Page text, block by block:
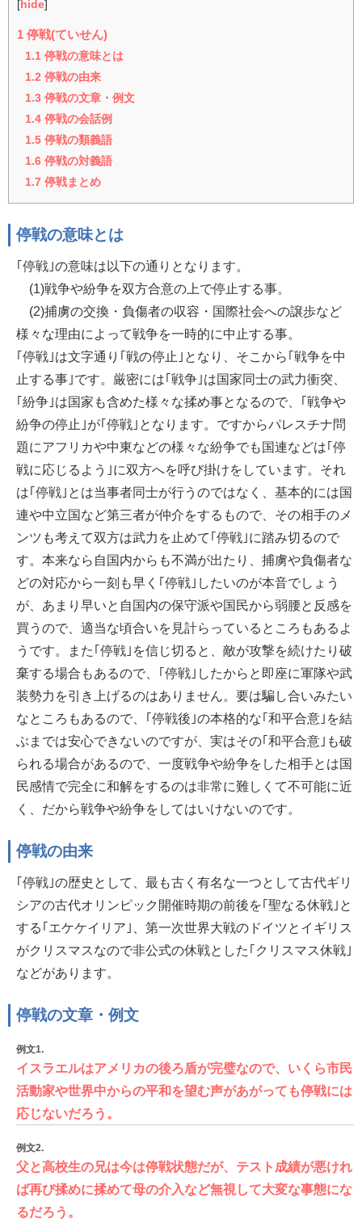
[ hide]
1 停戦(ていせん)
1.1 停戦の意味とは
1.2 停戦の由来
1.3 停戦の文章・例文
1.4 停戦の会話例
1.5 停戦の類義語
1.6 停戦の対義語
1.7 停戦まとめ
停戦の意味とは
｢停戦｣の意味は以下の通りとなります。
(1)戦争や紛争を双方合意の上で停止する事。
(2)捕虜の交換・負傷者の収容・国際社会への譲歩など
様々な理由によって戦争を一時的に中止する事。
｢停戦｣は文字通り｢戦の停止｣となり、そこから｢戦争を中
止する事｣です。厳密には｢戦争｣は国家同士の武力衝突、
｢紛争｣は国家も含めた様々な揉め事となるので、｢戦争や
紛争の停止｣が｢停戦｣となります。ですからパレスチナ問
題にアフリカや中東などの様々な紛争でも国連などは｢停
戦に応じるよう｣に双方へを呼び掛けをしています。それ
は｢停戦｣とは当事者同士が行うのではなく、基本的には国
連や中立国など第三者が仲介をするもので、その相手のメ
ンツも考えて双方は武力を止めて｢停戦｣に踏み切るので
す。本来なら自国内からも不満が出たり、捕虜や負傷者な
どの対応から一刻も早く｢停戦｣したいのが本音でしょう
が、あまり早いと自国内の保守派や国民から弱腰と反感を
買うので、適当な頃合いを見計らっているところもあるよ
うです。また｢停戦｣を信じ切ると、敵が攻撃を続けたり破
棄する場合もあるので、｢停戦｣したからと即座に軍隊や武
装勢力を引き上げるのはありません。要は騙し合いみたい
なところもあるので、｢停戦後｣の本格的な｢和平合意｣を結
ぶまでは安心できないのですが、実はその｢和平合意｣も破
られる場合があるので、一度戦争や紛争をした相手とは国
民感情で完全に和解をするのは非常に難しくて不可能に近
く、だから戦争や紛争をしてはいけないのです。
停戦の由来
｢停戦｣の歴史として、最も古く有名な一つとして古代ギリ
シアの古代オリンピック開催時期の前後を｢聖なる休戦｣と
する｢エケケイリア｣、第一次世界大戦のドイツとイギリス
がクリスマスなので非公式の休戦とした｢クリスマス休戦｣
などがあります。
停戦の文章・例文
例文1.
イスラエルはアメリカの後ろ盾が完璧なので、いくら市民
活動家や世界中からの平和を望む声があがっても停戦には
応じないだろう。
例文2.
父と高校生の兄は今は停戦状態だが、テスト成績が悪けれ
ば再び揉めに揉めて母の介入など無視して大変な事態にな
るだろう。